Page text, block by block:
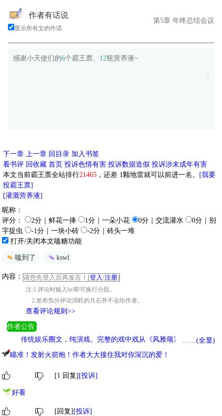
作者有话说
显示所有文的作话
第5章 年终总结会议
感谢小天使们的6个霸王票、 12瓶营养液~
下一章 上一章 回目录 加入书签
看书评 回收藏 首页 投诉色情有害 投诉数据造假 投诉涉未成年有害
本文当前霸王票全站排行21465 ，还差 1颗地雷就可以前进一名。 [我要
投霸王票]
[灌溉营养液]
昵称：
评分：
2分｜鲜花一捧 1分｜一朵小花 0分｜交流灌水
0分｜别
字捉虫
-1分｜一块小砖
-2分｜砖头一堆
打开/关闭本文嗑糖功能
嗑到了 kswl
内容： 请您先登入后再发言！[登入 /注册]
注:1.评论时输入br/即可换行分段。
2.发布负分评论消耗的月石并不会给作者。
查看评论规则>>
作者公告
传统娱乐圈文，纯演戏。完整的戏中戏从《风雅颂》开始，观众
反应从32章开始。请勿在文中提及三次元。隔壁正在连载娱乐圈文：
《顶流重生，从港圈开始》 ，喜欢的话点点专栏，26年5月份开《角
色体验系统（导演版）》 ，求收藏～
……(全显)
瞄准！发射火箭炮！作者大大接住我对你深沉的爱！
[1 回复][投诉]
好看
[回复][投诉]